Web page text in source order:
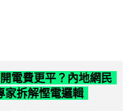
電費更平？內地網民
家拆解慳電邏輯